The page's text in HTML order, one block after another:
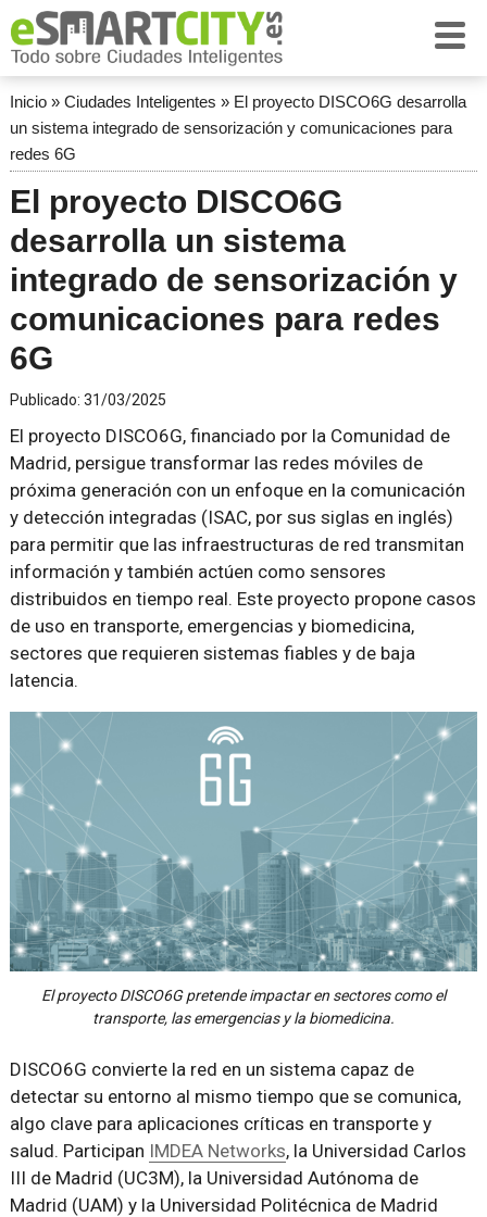
Inicio» Ciudades Inteligentes » El proyecto DISCO6G desarrolla
un sistema integrado de sensorización y comunicaciones para
redes 6G
El proyecto DISCO6G
desarrolla un sistema
integrado de sensorización y
comunicaciones para redes
6G
Publicado: 31/03/2025
El proyecto DISCO6G, financiado por la Comunidad de
Madrid, persigue transformar las redes móviles de
próxima generación con un enfoque en la comunicación
y detección integradas (ISAC, por sus siglas en inglés)
para permitir que las infraestructuras de red transmitan
información y también actúen como sensores
distribuidos en tiempo real. Este proyecto propone casos
de uso en transporte, emergencias y biomedicina,
sectores que requieren sistemas fiables y de baja
latencia.
El proyecto DISCO6G pretende impactar en sectores como el
transporte, las emergencias y la biomedicina.
DISCO6G convierte la red en un sistema capaz de
detectar su entorno al mismo tiempo que se comunica,
algo clave para aplicaciones críticas en transporte y
salud. Participan IMDEA Networks, la Universidad Carlos
III de Madrid (UC3M), la Universidad Autónoma de
Madrid (UAM) y la Universidad Politécnica de Madrid